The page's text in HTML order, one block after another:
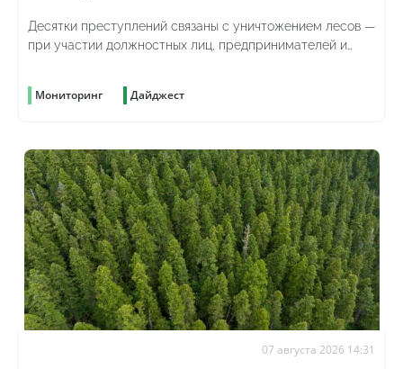
Десятки преступлений связаны с уничтожением лесов —
при участии должностных лиц, предпринимателей и
Мониторинг Дайджест
07 августа 2026 14:31